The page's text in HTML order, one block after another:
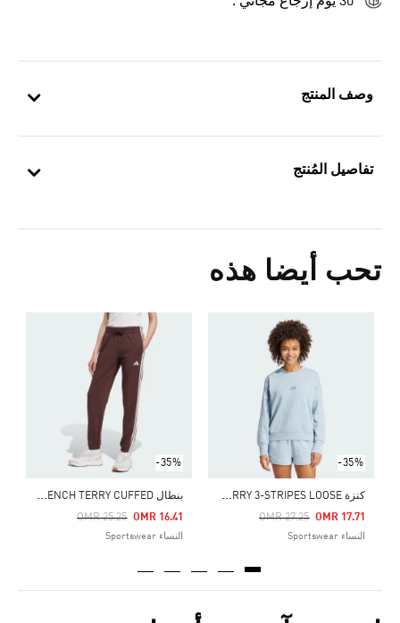
وصف المنتج
تفاصيل المُنتج
تحب أيضا هذه
-35%
ك
نزة ALL SZN FRENCH TERRY 3-STRIPES LOOSE
Price Reduced From
OMR 27.25
To OMR 17.71
النساء Sportswear
-35%
ب
نطال ESSENTIALS 3-STRIPES FRENCH TERRY CUFFED
Price Reduced From
OMR 25.25
To OMR 16.41
النساء Sportswear
Price Reduced From